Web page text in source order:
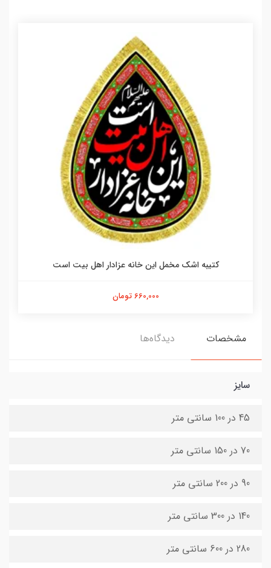
کتیبه اشک مخمل این خانه عزادار اهل بیت است
660,000 تومان
مشخصات دیدگاه‌ها
سایز
45 در 100 سانتی متر
70 در 150 سانتی متر
90 در 200 سانتی متر
140 در 300 سانتی متر
280 در 600 سانتی متر